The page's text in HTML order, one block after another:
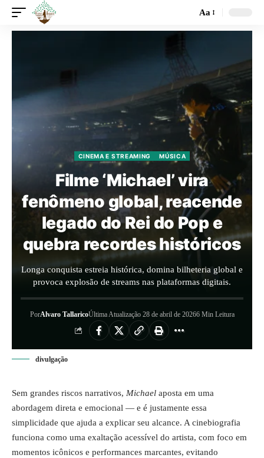
Aa
CINEMA E STREAMING MÚSICA
Filme ‘Michael’ vira
fenômeno global, reacende
legado do Rei do Pop e
quebra recordes históricos
Longa conquista estreia histórica, domina bilheteria global e
provoca explosão de streams nas plataformas digitais.
PorAlvaro TallaricoÚltima Atualização 28 de abril de 20266 Min Leitura
divulgação
Sem grandes riscos narrativos, Michael aposta em uma
abordagem direta e emocional — e é justamente essa
simplicidade que ajuda a explicar seu alcance. A cinebiografia
funciona como uma exaltação acessível do artista, com foco em
momentos icônicos e performances marcantes, evitando